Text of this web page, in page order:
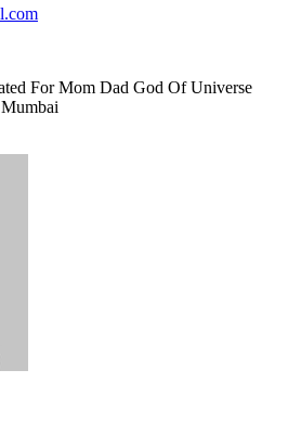
For Mom Dad God Of Universe